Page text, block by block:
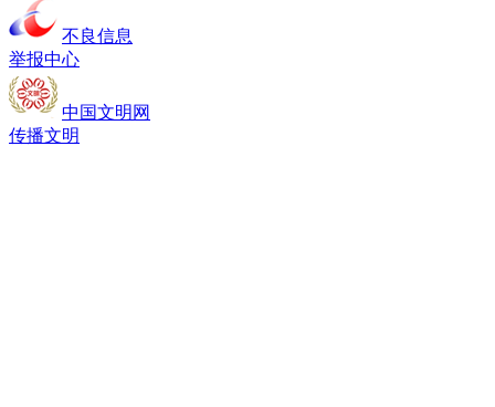
不良信息
举报中心
中国文明网
传播文明